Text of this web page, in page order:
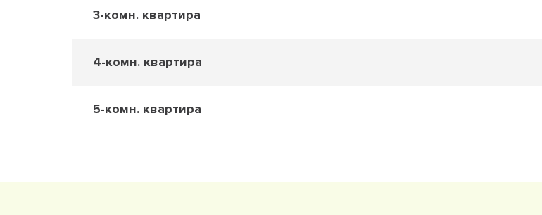
3-комн. квартира
4-комн. квартира
5-комн. квартира